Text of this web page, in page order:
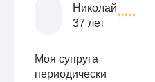
Николай
37 лет
Моя супруга
периодически